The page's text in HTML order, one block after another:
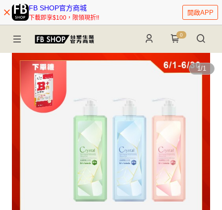
FB SHOP官方商城
下載即享$100，限領現折!!
開啟APP
0
1/1